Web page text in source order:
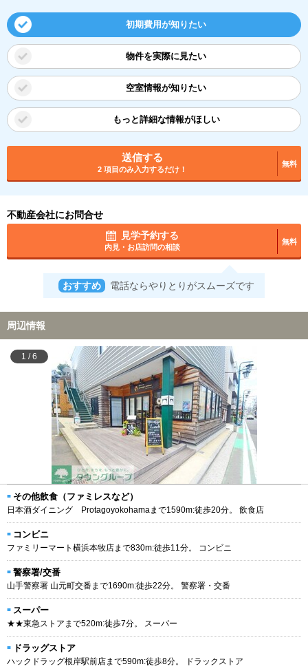
初期費用が知りたい
物件を実際に見たい
空室情報が知りたい
もっと詳細な情報がほしい
送信する
2 項目のみ入力するだけ！
無料
不動産会社にお問合せ
見学予約する
内見・お店訪問の相談
無料
おすすめ 電話ならやりとりがスムーズです
周辺情報
1 /6
その他飲食（ファミレスなど）
日本酒ダイニング Protagoyokohamaまで1590m:徒歩20分。 飲食店
コンビニ
ファミリーマート横浜本牧店まで830m:徒歩11分。 コンビニ
警察署/交番
山手警察署 山元町交番まで1690m:徒歩22分。 警察署・交番
スーパー
★★東急ストアまで520m:徒歩7分。 スーパー
ドラッグストア
ハックドラッグ根岸駅前店まで590m:徒歩8分。 ドラックストア